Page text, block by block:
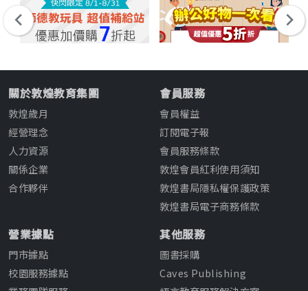
關於敦煌教育集團
敦煌歲月
經營理念
人力資源
關係企業
合作夥伴
會員服務
會員權益
訂閱電子報
會員服務條款
敦煌會員紅利使用須知
敦煌書局隱私權保護政策
敦煌書局電子商務條款
營業據點
門市據點
校園服務據點
其他服務
圖書採購
Caves Publishing